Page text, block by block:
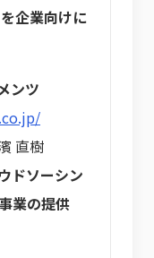
企業向けに
ンツ
直樹
ドソーシン
業の提供